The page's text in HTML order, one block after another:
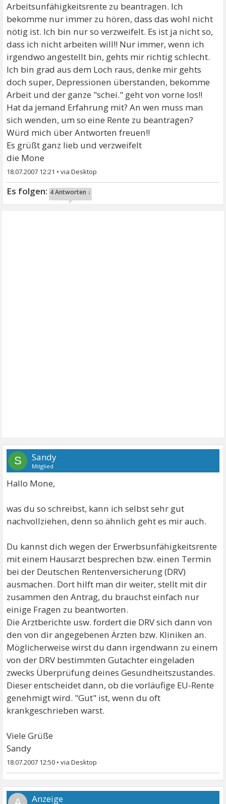
Arbeitsunfähigkeitsrente zu beantragen. Ich
bekomme nur immer zu hören, dass das wohl nicht
nötig ist. Ich bin nur so verzweifelt. Es ist ja nicht so,
dass ich nicht arbeiten will!! Nur immer, wenn ich
irgendwo angestellt bin, gehts mir richtig schlecht.
Ich bin grad aus dem Loch raus, denke mir gehts
doch super, Depressionen überstanden, bekomme
Arbeit und der ganze "schei." geht von vorne los!!
Hat da jemand Erfahrung mit? An wen muss man
sich wenden, um so eine Rente zu beantragen?
Würd mich über Antworten freuen!!
Es grüßt ganz lieb und verzweifelt
die Mone
18.07.2007 12:21 •
4 Antworten ↓
S Sandy
Mitglied
Hallo Mone,
was du so schreibst, kann ich selbst sehr gut
nachvollziehen, denn so ähnlich geht es mir auch.
Du kannst dich wegen der Erwerbsunfähigkeitsrente
mit einem Hausarzt besprechen bzw. einen Termin
bei der Deutschen Rentenversicherung (DRV)
ausmachen. Dort hilft man dir weiter, stellt mit dir
zusammen den Antrag, du brauchst einfach nur
einige Fragen zu beantworten.
Die Arztberichte usw. fordert die DRV sich dann von
den von dir angegebenen Ärzten bzw. Kliniken an.
Möglicherweise wirst du dann irgendwann zu einem
von der DRV bestimmten Gutachter eingeladen
zwecks Überprüfung deines Gesundheitszustandes.
Dieser entscheidet dann, ob die vorläufige EU-Rente
genehmigt wird. "Gut" ist, wenn du oft
krankgeschrieben warst.
Viele Grüße
Sandy
18.07.2007 12:50 •